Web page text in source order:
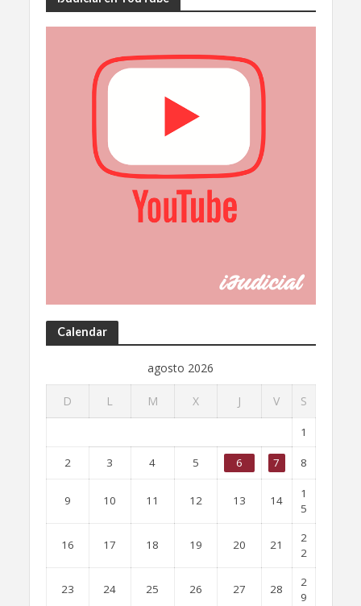
Calendar
agosto 2026
D L M X J V S
1
2 3 4 5 6 7 8
9 10 11 12 13 14
1
5
16 17 18 19 20 21
2
2
23 24 25 26 27 28
2
9